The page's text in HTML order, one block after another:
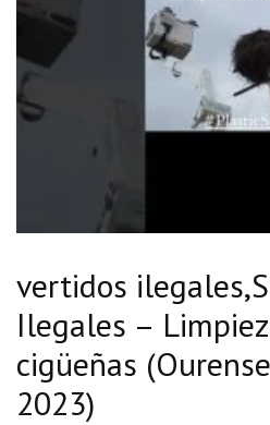
vertidos
Ilegales –
cigüeñas
2023)